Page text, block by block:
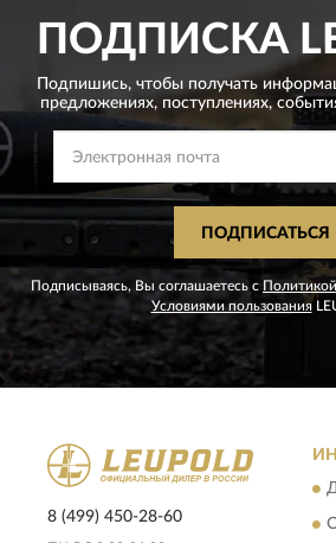
ПОДПИСКА
Подпишись, чтобы получать
предложениях, поступлениях,
ПОДПИСАТЬСЯ
Подписываясь, Вы соглашаетесь с
Условиями пользования
8 (499) 450-28-60